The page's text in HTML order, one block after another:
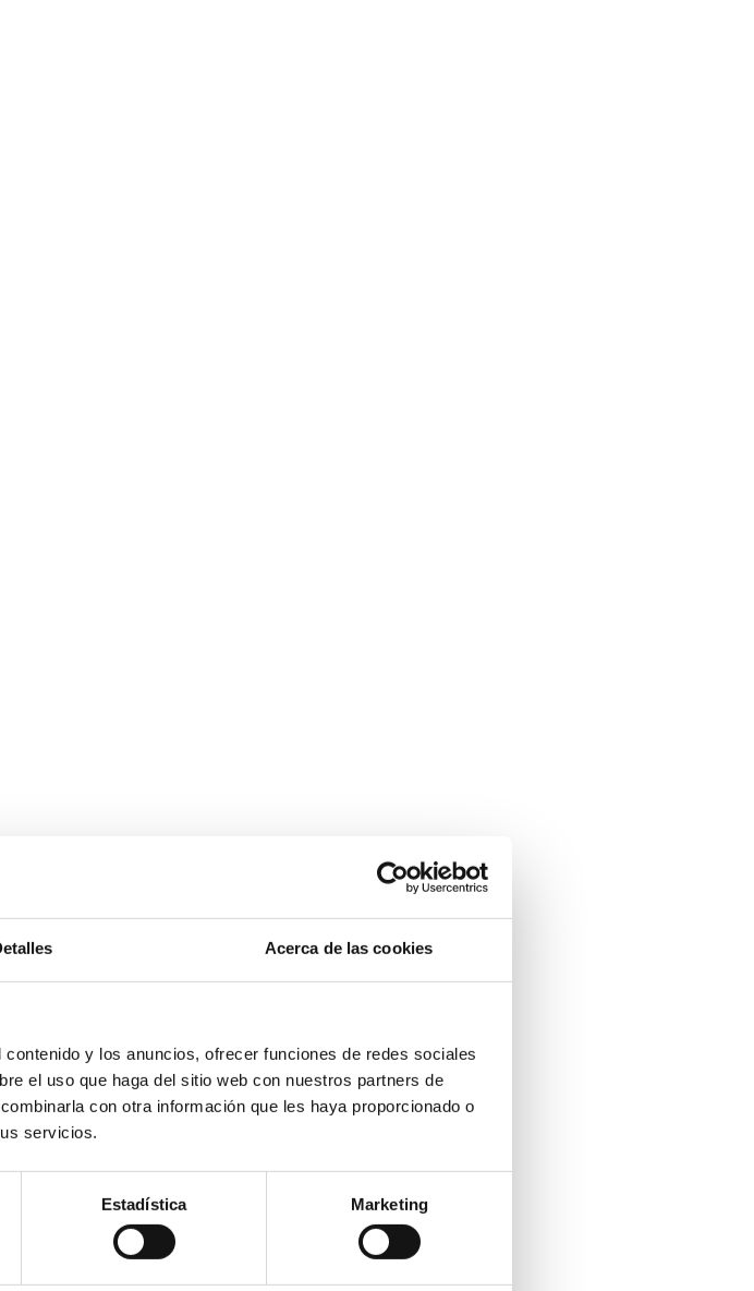
Acerca de las cookies
y los anuncios, ofrecer funciones de redes sociales
el uso que haga del sitio web con nuestros partners de
con otra información que les haya proporcionado o
servicios.
Estadística Marketing